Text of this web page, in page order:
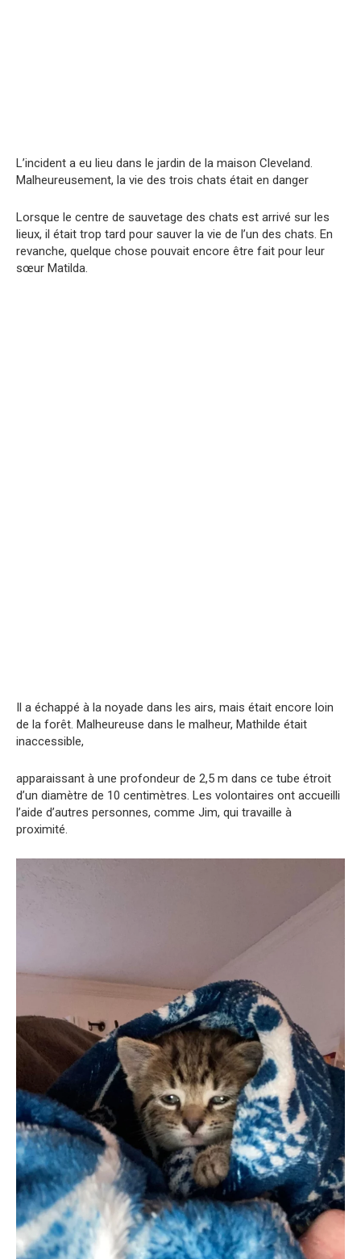
L’incident a eu lieu dans le jardin de la maison Cleveland.
Malheureusement, la vie des trois chats était en danger
Lorsque le centre de sauvetage des chats est arrivé sur les
lieux, il était trop tard pour sauver la vie de l’un des chats. En
revanche, quelque chose pouvait encore être fait pour leur
sœur Matilda.
Il a échappé à la noyade dans les airs, mais était encore loin
de la forêt. Malheureuse dans le malheur, Mathilde était
inaccessible,
apparaissant à une profondeur de 2,5 m dans ce tube étroit
d’un diamètre de 10 centimètres. Les volontaires ont accueilli
l’aide d’autres personnes, comme Jim, qui travaille à
proximité.